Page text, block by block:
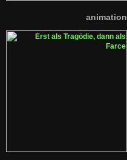
animation